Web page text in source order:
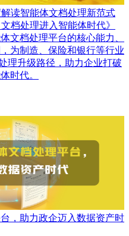
读智能体文档处理新范式
档处理进入智能体时代》
文档处理平台的核心能力、
为制造、保险和银行等行业
理升级路径，助力企业打破
时代。
，助力政企迈入数据资产时